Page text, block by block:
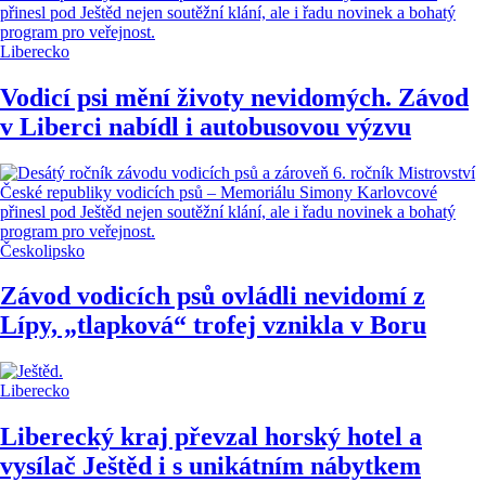
Liberecko
Vodicí psi mění životy nevidomých. Závod
v Liberci nabídl i autobusovou výzvu
Českolipsko
Závod vodicích psů ovládli nevidomí z
Lípy, „tlapková“ trofej vznikla v Boru
Liberecko
Liberecký kraj převzal horský hotel a
vysílač Ještěd i s unikátním nábytkem